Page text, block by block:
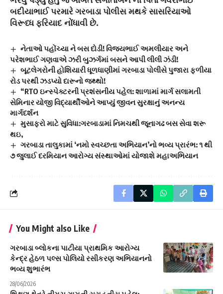
બદીયાભાઈ પરમારે ગરબાડા પોલીસ મથકે સાસરિયાઓ
વિરૂધ્ધ ફરિયાદ નોંધાવી છે.
નેતાઓ પહોંચ્યા ને બસ દોડી! વિજયભાઈ અમલીયાર અને
પરેશભાઈ ગણવાએ ઝરી બુઝર્ગમાં બસને આપી લીલી ઝંડી!
બૂટલેગરોની હોશિયારી ધૂળધાણીમાં ગરબાડા પોલીસે પુજારા ફળીયા
રોડ પરથી ઝડપ્યો દારૂનો જથ્થો!
“RTO ઇન્સ્પેક્ટરની પ્રશંસનીય પહેલ: શાળામાં માર્ગ સલામતી
સેમિનાર યોજી વિદ્યાર્થીઓને આપ્યું જીવન સુરક્ષાનું અનન્ય
માર્ગદર્શન
મુસાફરો માટે સુવિધા:ગરબાડામાં નિમચથી જૂનાગઢ બસ સેવા શરૂ
થઇ,
ગરબાડા તાલુકામાં ‘નમો સ્વચ્છતા અભિયાન’નો ભવ્ય પ્રારંભ: ૧ થી
૭ જુલાઈ દરમિયાન આરોગ્ય સંસ્થાઓમાં યોજાશે મહાઅભિયાન
You Might also Like
ગરબાડા બ્લોકના પાટીયા પ્રાથમિક આરોગ્ય
કેન્દ્ર હેઠળ પલ્સ પોલિયો રસીકરણ અભિયાનનો
ભવ્ય શુભારંભ
28/06/2026